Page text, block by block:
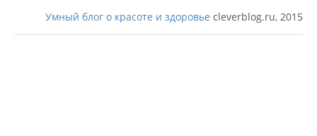
Умный блог о красоте и здоровье cleverblog.ru, 2015